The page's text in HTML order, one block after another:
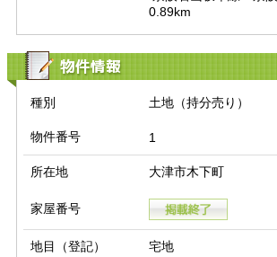
0.89km
物件情報
種別 土地（持分売り）
物件番号 1
所在地 大津市木下町
家屋番号
地目（登記） 宅地